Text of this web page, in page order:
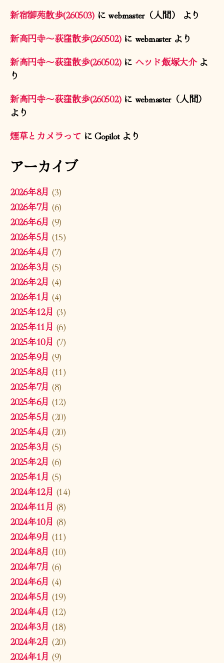
新宿御苑散歩(260503) にwebmaster（人間）
より
新高円寺〜荻窪散歩(260502)に webmasterより
新高円寺〜荻窪散歩(260502)に ヘッド飯塚大介よ
り
新高円寺〜荻窪散歩(260502)に webmaster（人間）
より
煙草とカメラってにCopilotより
アーカイブ
2026年8月 (3)
2026年7月 (6)
2026年6月 (9)
2026年5月 (15)
2026年4月 (7)
2026年3月 (5)
2026年2月 (4)
2026年1月 (4)
2025年12月 (3)
2025年11月 (6)
2025年10月 (7)
2025年9月 (9)
2025年8月 (11)
2025年7月 (8)
2025年6月 (12)
2025年5月 (20)
2025年4月 (20)
2025年3月 (5)
2025年2月 (6)
2025年1月 (5)
2024年12月 (14)
2024年11月 (8)
2024年10月 (8)
2024年9月 (11)
2024年8月 (10)
2024年7月 (6)
2024年6月 (4)
2024年5月 (19)
2024年4月 (12)
2024年3月 (18)
2024年2月 (20)
2024年1月 (9)